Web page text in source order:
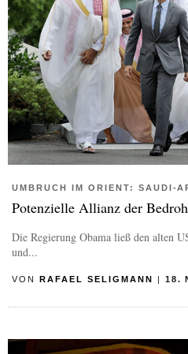
UMBRUCH IM ORIENT: SAUDI-
Potenzielle Allianz der
Die Regierung Obama ließ den alten
und...
VON RAFAEL SELIGMANN | 18.